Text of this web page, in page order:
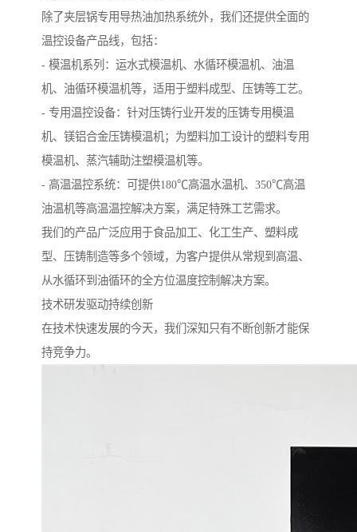
除了夹层锅专用导热油加热系统外，我们还提供全面的
温控设备产品线，包括：
- 模温机系列：运水式模温机、水循环模温机、油温
机、油循环模温机等，适用于塑料成型、压铸等工艺。
- 专用温控设备：针对压铸行业开发的压铸专用模温
机、镁铝合金压铸模温机；为塑料加工设计的塑料专用
模温机、蒸汽辅助注塑模温机等。
- 高温温控系统：可提供180℃高温水温机、350℃高温
油温机等高温温控解决方案，满足特殊工艺需求。
我们的产品广泛应用于食品加工、化工生产、塑料成
型、压铸制造等多个领域，为客户提供从常规到高温、
从水循环到油循环的全方位温度控制解决方案。
技术研发驱动持续创新
在技术快速发展的今天，我们深知只有不断创新才能保
持竞争力。